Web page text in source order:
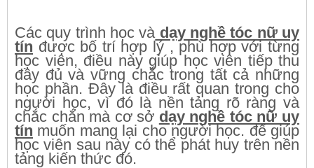
Các quy trình học và dạy nghề tóc nữ uy
tín được bố trí hợp lý , phù hợp với từng
học viên, điều này giúp học viên tiếp thu
đầy đủ và vững chắc trong tất cả những
học phần. Đây là điều rất quan trong cho
người học, vì đó là nền tảng rõ ràng và
chắc chắn mà cơ sở dạy nghề tóc nữ uy
tín muốn mang lại cho người học. để giúp
học viên sau này có thể phát huy trên nền
tảng kiến thức đó.